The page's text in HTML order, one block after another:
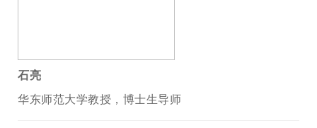
石亮
华东师范大学教授，博士生导师